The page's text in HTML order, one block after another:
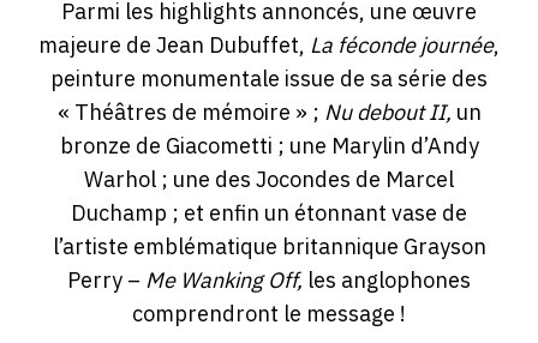
Parmi les highlights annoncés, une œuvre
majeure de Jean Dubuffet, La féconde journée,
peinture monumentale issue de sa série des
« Théâtres de mémoire » ; Nu debout II, un
bronze de Giacometti ; une Marylin d’Andy
Warhol ; une des Jocondes de Marcel
Duchamp ; et enfin un étonnant vase de
l’artiste emblématique britannique Grayson
Perry – Me Wanking Off, les anglophones
comprendront le message !